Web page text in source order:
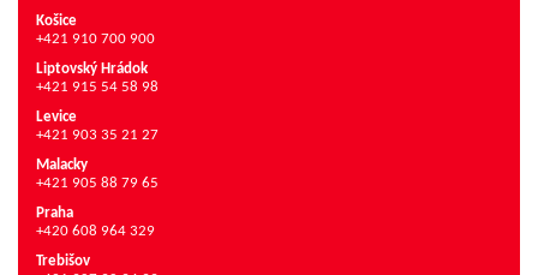
Košice
+421 910 700 900
Liptovský Hrádok
+421 915 54 58 98
Levice
+421 903 35 21 27
Malacky
+421 905 88 79 65
Praha
+420 608 964 329
Trebišov